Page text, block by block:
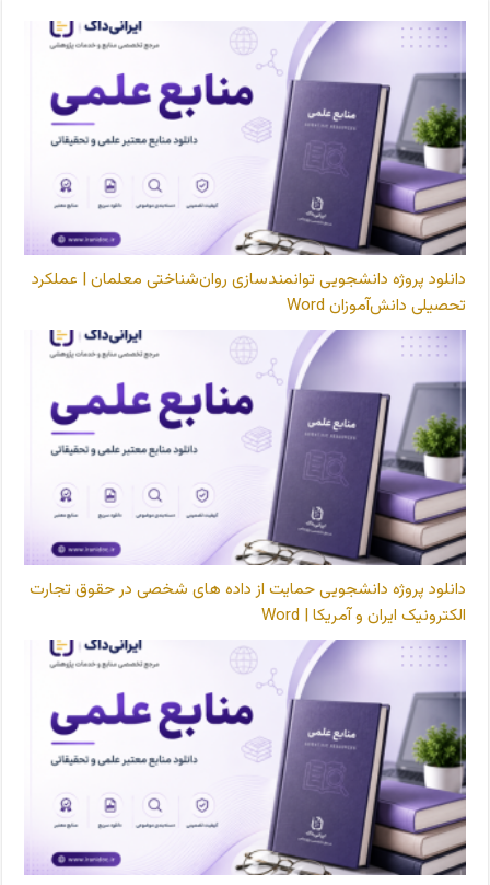
دانلود پروژه دانشجویی توانمندسازی روان‌شناختی معلمان | عملکرد
تحصیلی دانش‌آموزان Word
دانلود پروژه دانشجویی حمایت از داده های شخصی در حقوق تجارت
الکترونیک ایران و آمریکا | Word